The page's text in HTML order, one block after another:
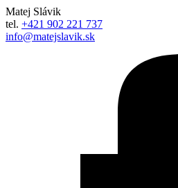
Matej Slávik
tel. +421 902 221 737
info@matejslavik.sk